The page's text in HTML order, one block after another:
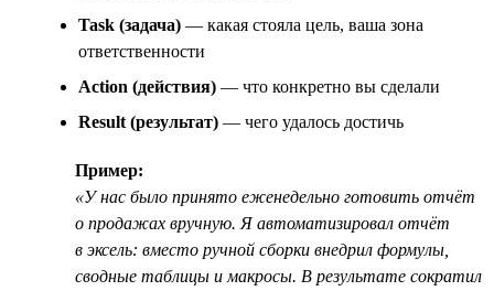
Task (задача) — какая стояла цель, ваша зона
ответственности
Action (действия) — что конкретно вы сделали
Result (результат) — чего удалось достичь
Пример:
«У нас было принято еженедельно готовить отчёт
о продажах вручную. Я автоматизировал отчёт
в эксель: вместо ручной сборки внедрил формулы,
сводные таблицы и макросы. В результате сократил